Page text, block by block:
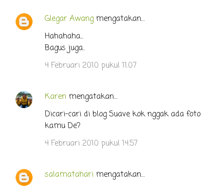
Glegar Awang mengatakan…
Hahahaha...
Bagus juga..
4 Februari 2010 pukul 11.07
Karen mengatakan…
Dicari-cari di blog Suave kok nggak ada foto
kamu De?
4 Februari 2010 pukul 14.57
salamatahari mengatakan…